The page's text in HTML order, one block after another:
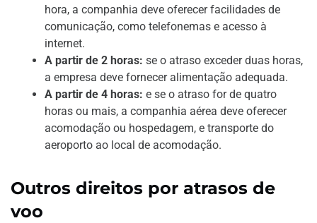
hora, a companhia deve oferecer facilidades de
comunicação, como telefonemas e acesso à
internet.
A partir de 2 horas: se o atraso exceder duas horas,
a empresa deve fornecer alimentação adequada.
A partir de 4 horas: e se o atraso for de quatro
horas ou mais, a companhia aérea deve oferecer
acomodação ou hospedagem, e transporte do
aeroporto ao local de acomodação.
Outros direitos por atrasos de
voo